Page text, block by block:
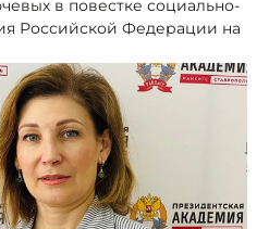
в повестке социально-
Российской Федерации на